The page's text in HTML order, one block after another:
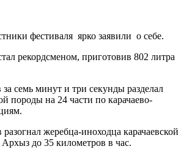
фестиваля ярко заявили о себе.
рекордсменом, приготовив 802 литра
семь минут и три секунды разделал
породы на 24 части по карачаево-
жеребца-иноходца карачаевской
до 35 километров в час.